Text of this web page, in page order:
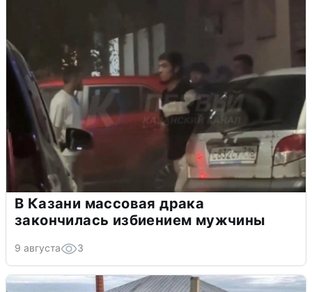
В Казани массовая драка
закончилась избиением мужчины
9 августа 3